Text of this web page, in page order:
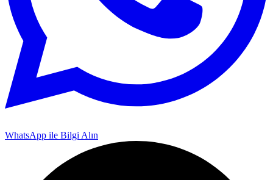
WhatsApp ile Bilgi Alın